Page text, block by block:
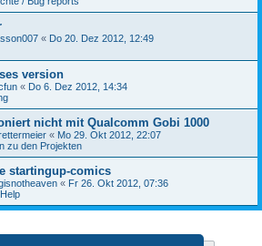
« Do 20. Dez 2012, 12:49
version
« Do 6. Dez 2012, 14:34
nicht mit Qualcomm Gobi 1000
« Mo 29. Okt 2012, 22:07
zu den Projekten
startingup-comics
« Fr 26. Okt 2012, 07:36